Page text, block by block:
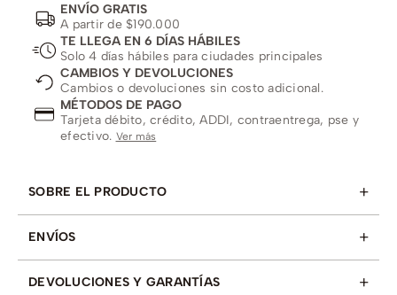
ENVÍO GRATIS
A partir de $190.000
TE LLEGA EN 6 DÍAS HÁBILES
Solo 4 días hábiles para ciudades principales
CAMBIOS Y DEVOLUCIONES
Cambios o devoluciones sin costo adicional.
MÉTODOS DE PAGO
Tarjeta débito, crédito, ADDI, contraentrega, pse y
efectivo. Ver más
SOBRE EL PRODUCTO +
ENVÍOS +
DEVOLUCIONES Y GARANTÍAS +